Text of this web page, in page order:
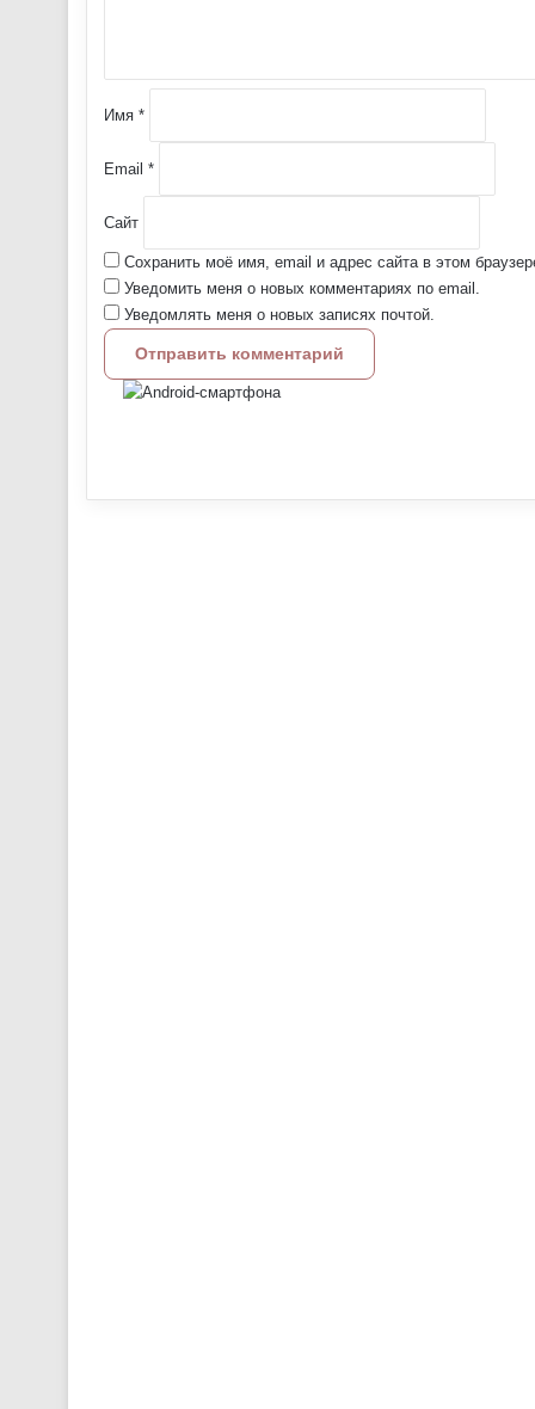
и
йИмя *
Email *
Сайт
Сохранить моё имя, email и адрес сайта в этом
Уведомить меня о новых комментариях по email.
Уведомлять меня о новых записях почтой.